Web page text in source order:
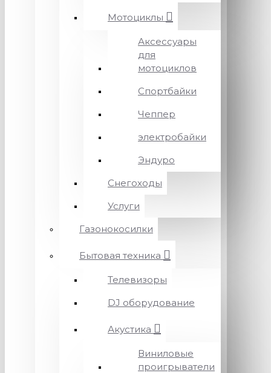
Мотоциклы
Аксессуары
для
мотоциклов
Спортбайки
Чеппер
электробайки
Эндуро
Снегоходы
Услуги
Газонокосилки
Бытовая техника
Телевизоры
DJ оборудование
Акустика
Виниловые
проигрыватели